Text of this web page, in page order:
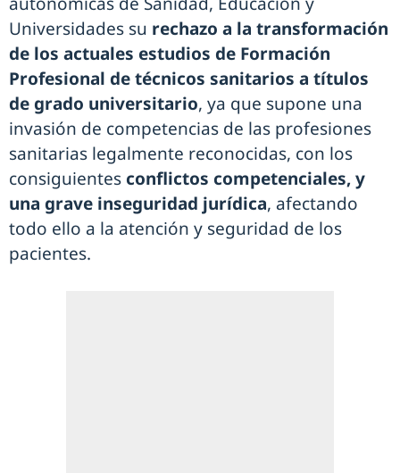
Universidades su rechazo a la transformación
de los actuales estudios de Formación
Profesional de técnicos sanitarios a títulos
de grado universitario, ya que supone una
invasión de competencias de las profesiones
sanitarias legalmente reconocidas, con los
consiguientes conflictos competenciales, y
una grave inseguridad jurídica, afectando
todo ello a la atención y seguridad de los
pacientes.